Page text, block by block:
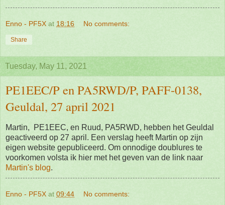
Enno - PF5X at 18:16 No comments:
Share
Tuesday, May 11, 2021
PE1EEC/P en PA5RWD/P, PAFF-0138,
Geuldal, 27 april 2021
Martin, PE1EEC, en Ruud, PA5RWD, hebben het Geuldal
geactiveerd op 27 april. Een verslag heeft Martin op zijn
eigen website gepubliceerd. Om onnodige doublures te
voorkomen volsta ik hier met het geven van de link naar
Martin's blog.
Enno - PF5X at 09:44 No comments: